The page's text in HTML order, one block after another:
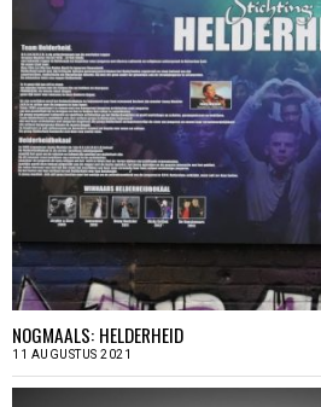
NOGMAALS: HELDERHEID
11 AUGUSTUS 2021